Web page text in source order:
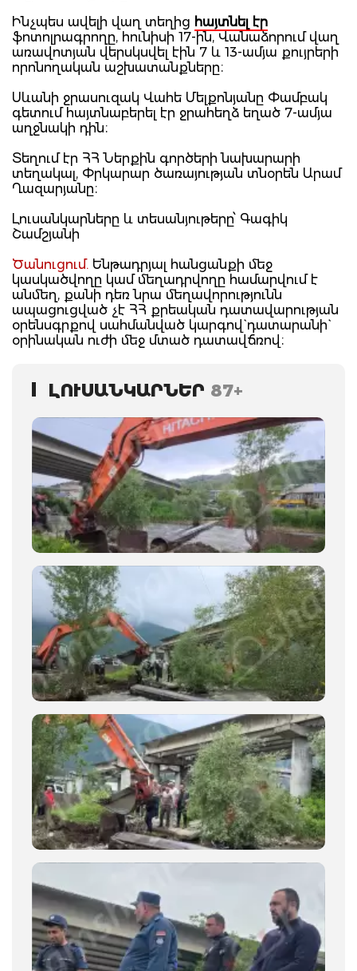
Ինչպես ավելի վաղ տեղից հայտնել էր
ֆոտոլրագրողը, հունիսի 17-ին, Վանաձորում վաղ
առավոտյան վերսկսվել էին 7 և 13-ամյա քույրերի
որոնողական աշխատանքները։
Սևանի ջրասուզակ Վահե Մելքոնյանը Փամբակ
գետում հայտնաբերել էր ջրահեղձ եղած 7-ամյա
աղջնակի դին։
Տեղում էր ՀՀ Ներքին գործերի նախարարի
տեղակալ, Փրկարար ծառայության տնօրեն Արամ
Ղազարյանը։
Լուսանկարները և տեսանյութերը՝ Գագիկ
Շամշյանի
Ծանուցում. Ենթադրյալ հանցանքի մեջ
կասկածվողը կամ մեղադրվողը համարվում է
անմեղ, քանի դեռ նրա մեղավորությունն
ապացուցված չէ ՀՀ քրեական դատավարության
օրենսգրքով սահմանված կարգով` դատարանի`
օրինական ուժի մեջ մտած դատավճռով։
ԼՈՒՍԱՆԿԱՐՆԵՐ 87+